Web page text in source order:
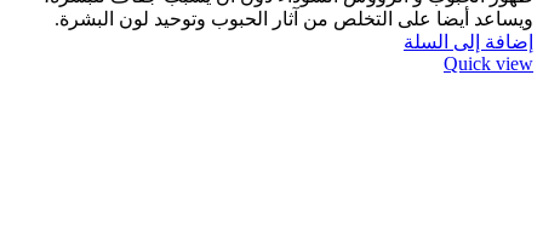
ويساعد أيضا على التخلص من آثار الحبوب وتوحيد لون البشرة.
إضافة إلى السلة
Quick view